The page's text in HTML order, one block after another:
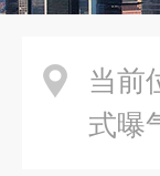
当前
式曝